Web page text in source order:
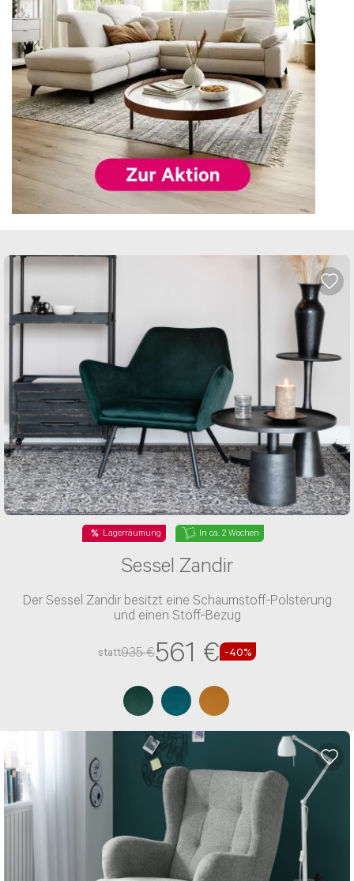
Lagerräumung In ca. 2 Wochen
Sessel Zandir
Der Sessel Zandir besitzt eine Schaumstoff-Polsterung
und einen Stoff-Bezug
statt935 €561 € -40%